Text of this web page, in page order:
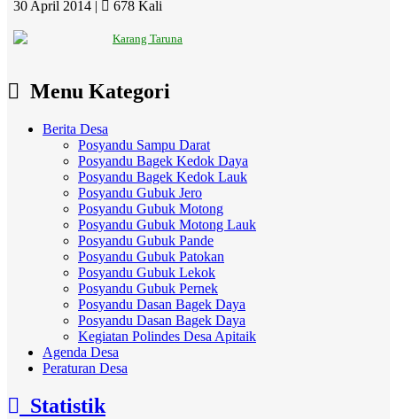
30 April 2014 | 678 Kali
Karang Taruna
Menu Kategori
Berita Desa
Posyandu Sampu Darat
Posyandu Bagek Kedok Daya
Posyandu Bagek Kedok Lauk
Posyandu Gubuk Jero
Posyandu Gubuk Motong
Posyandu Gubuk Motong Lauk
Posyandu Gubuk Pande
Posyandu Gubuk Patokan
Posyandu Gubuk Lekok
Posyandu Gubuk Pernek
Posyandu Dasan Bagek Daya
Posyandu Dasan Bagek Daya
Kegiatan Polindes Desa Apitaik
Agenda Desa
Peraturan Desa
Statistik